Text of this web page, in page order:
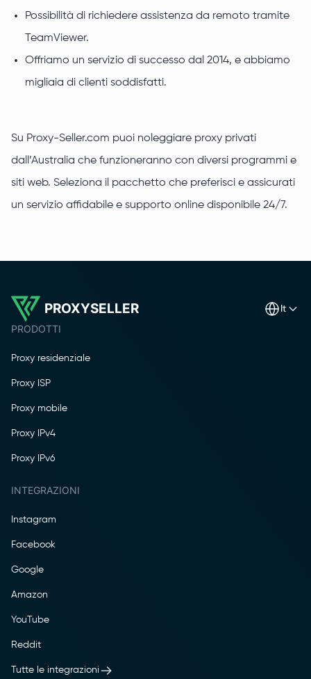
Possibilità di richiedere assistenza da remoto tramite
TeamViewer.
Offriamo un servizio di successo dal 2014, e abbiamo
migliaia di clienti soddisfatti.
Su Proxy-Seller.com puoi noleggiare proxy privati
dall’Australia che funzioneranno con diversi programmi e
siti web. Seleziona il pacchetto che preferisci e assicurati
un servizio affidabile e supporto online disponibile 24/7.
PROXYSELLER it
PRODOTTI
Proxy residenziale
Proxy ISP
Proxy mobile
Proxy IPv4
Proxy IPv6
INTEGRAZIONI
Instagram
Facebook
Google
Amazon
YouTube
Reddit
Tutte le integrazioni